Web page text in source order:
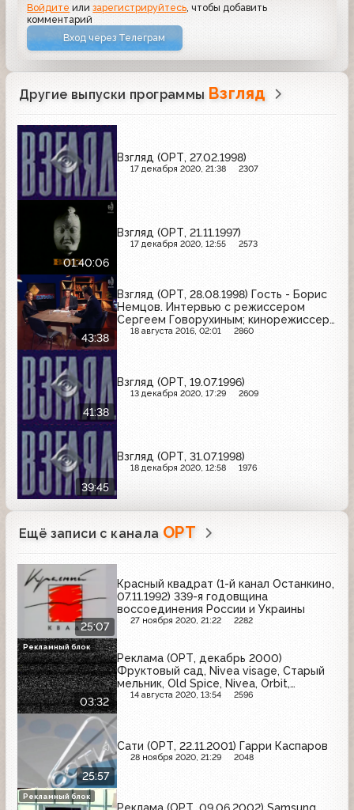
Войдите илизарегистрируйтесь , чтобы добавить
комментарий
Вход через Телеграм
Другие выпуски программы Взгляд
Взгляд (ОРТ, 27.02.1998)
17 декабря 2020, 21:38 2307
01:40:06
Взгляд (ОРТ, 21.11.1997)
17 декабря 2020, 12:55 2573
43:38
Взгляд (ОРТ, 28.08.1998) Гость - Борис
Немцов. Интервью с режиссером
Сергеем Говорухиным; кинорежиссер
Сергей Сельянов об экономических
18 августа 2016, 02:01 2860
41:38
Взгляд (ОРТ, 19.07.1996)
13 декабря 2020, 17:29 2609
39:45
Взгляд (ОРТ, 31.07.1998)
18 декабря 2020, 12:58 1976
Ещё записи с канала ОРТ
25:07
Красный квадрат (1-й канал Останкино,
07.11.1992) 339-я годовщина
воссоединения России и Украины
27 ноября 2020, 21:22 2282
03:32
Реклама (ОРТ, декабрь 2000)
Фруктовый сад, Nivea visage, Старый
мельник, Old Spice, Nivea, Orbit,
Panasonic, Secret
14 августа 2020, 13:54 2596
Рекламный блок
25:57
Сати (ОРТ, 22.11.2001) Гарри Каспаров
28 ноября 2020, 21:29 2048
Рекламный блок